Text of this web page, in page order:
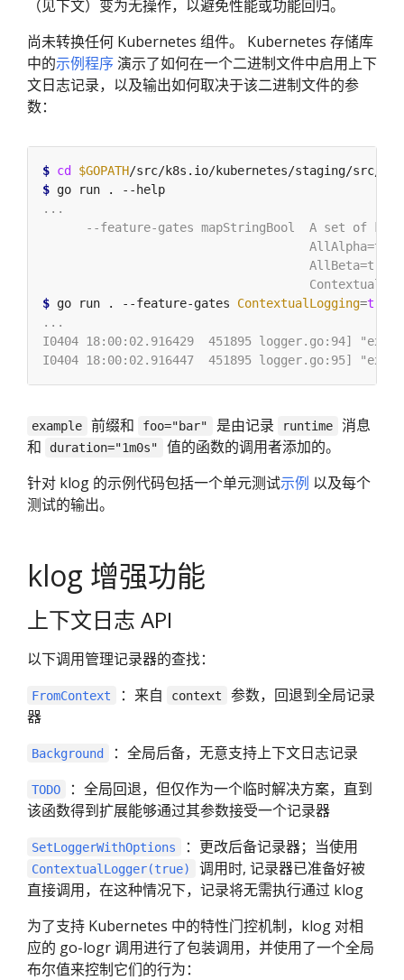
（见下文）变为无操作，以避免性能或功能回归。
尚未转换任何 Kubernetes 组件。 Kubernetes 存储库
中的示例程序演示了如何在一个二进制文件中启用上下
文日志记录，以及输出如何取决于该二进制文件的参
数：
$ cd
$GOPATH
$
$ go run . --feature-gates ContextualLogging=true
example 前缀和 foo="bar" 是由记录 runtime
消息
和
duration="1m0s"
值的函数的调用者添加的。
针对 klog 的示例代码包括一个单元测试示例 以及每个
测试的输出。
klog 增强功能
上下文日志 API
以下调用管理记录器的查找：
FromContext ：来自 context
参数，回退到全局记录
器
Background ：全局后备，无意支持上下文日志记录
TODO
：全局回退，但仅作为一个临时解决方案，直到
该函数得到扩展能够通过其参数接受一个记录器
SetLoggerWithOptions ：更改后备记录器；当使用
ContextualLogger(true)
调用时, 记录器已准备好被
直接调用，在这种情况下，记录将无需执行通过 klog
为了支持 Kubernetes 中的特性门控机制，klog 对相
应的 go-logr 调用进行了包装调用，并使用了一个全局
布尔值来控制它们的行为：